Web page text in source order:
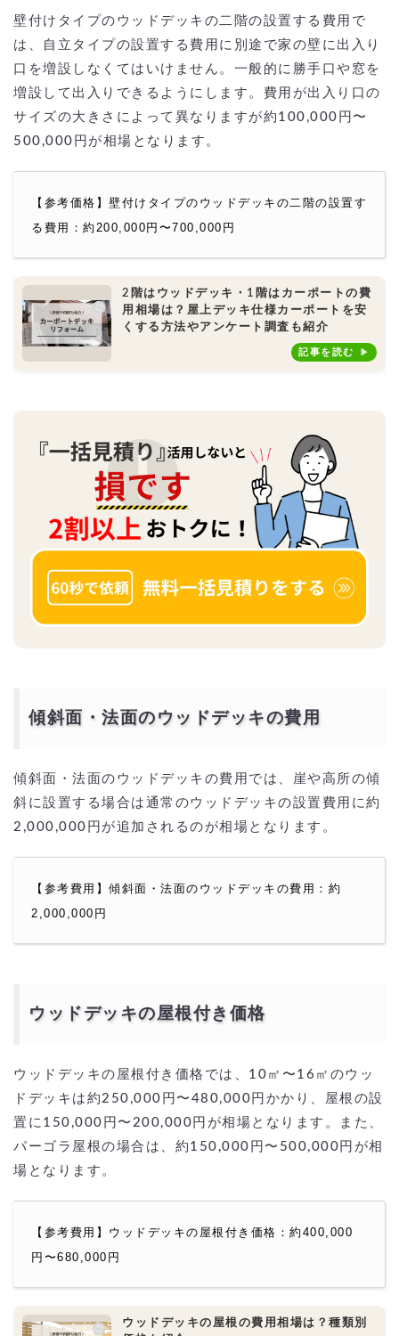
壁付けタイプのウッドデッキの二階の設置する費用で
は、自立タイプの設置する費用に別途で家の壁に出入り
口を増設しなくてはいけません。一般的に勝手口や窓を
増設して出入りできるようにします。費用が出入り口の
サイズの大きさによって異なりますが約100,000円〜
500,000円が相場となります。
【参考価格】壁付けタイプのウッドデッキの二階の設置す
る費用：約200,000円〜700,000円
2階はウッドデッキ・1階はカーポートの費
用相場は？屋上デッキ仕様カーポートを安
くする方法やアンケート調査も紹介
記事を読む
傾斜面・法面のウッドデッキの費用
傾斜面・法面のウッドデッキの費用では、崖や高所の傾
斜に設置する場合は通常のウッドデッキの設置費用に約
2,000,000円が追加されるのが相場となります。
【参考費用】傾斜面・法面のウッドデッキの費用：約
2,000,000円
ウッドデッキの屋根付き価格
ウッドデッキの屋根付き価格では、10㎡〜16㎡のウッ
ドデッキは約250,000円〜480,000円かかり、屋根の設
置に150,000円〜200,000円が相場となります。また、
パーゴラ屋根の場合は、約150,000円〜500,000円が相
場となります。
【参考費用】ウッドデッキの屋根付き価格：約400,000
円〜680,000円
ウッドデッキの屋根の費用相場は？種類別